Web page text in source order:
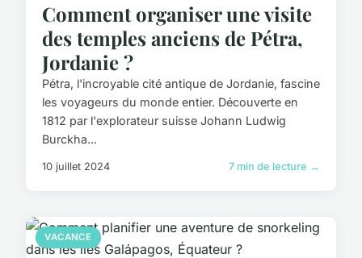
Comment organiser une visite
des temples anciens de Pétra,
Jordanie ?
Pétra, l'incroyable cité antique de Jordanie, fascine
les voyageurs du monde entier. Découverte en
1812 par l'explorateur suisse Johann Ludwig
Burckha...
10 juillet 2024 7 min de lecture →
VACANCE